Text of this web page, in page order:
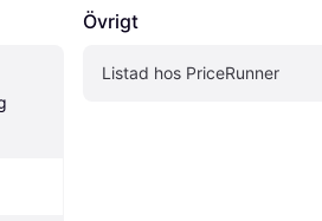
Övrigt
Listad hos PriceRunner